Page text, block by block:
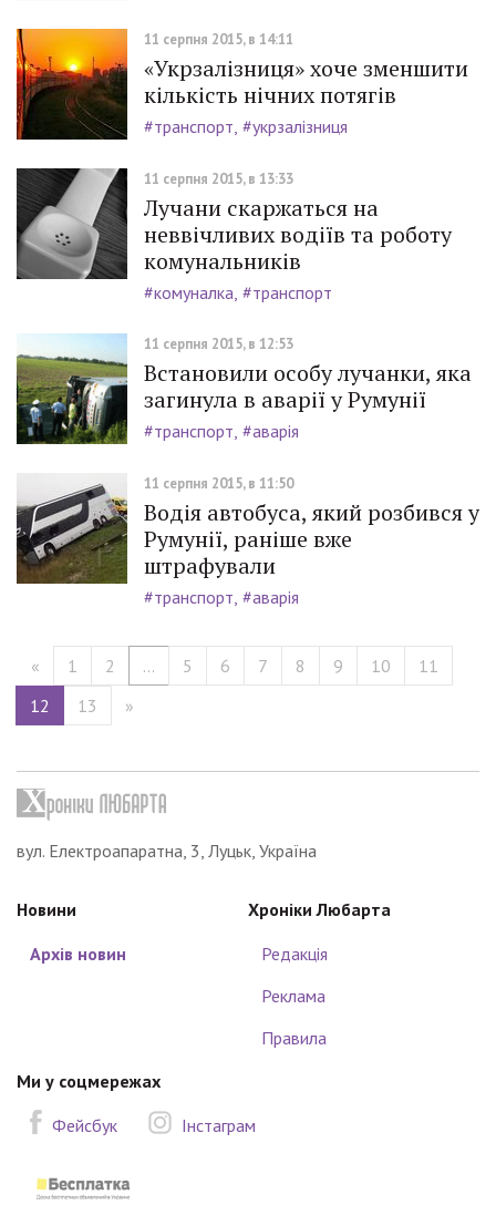
11 серпня 2015, в 14:11
«Укрзалізниця» хоче зменшити
кількість нічних потягів
#транспорт #укрзалізниця
11 серпня 2015, в 13:33
Лучани скаржаться на
неввічливих водіїв та роботу
комунальників
#комуналка #транспорт
11 серпня 2015, в 12:53
Встановили особу лучанки, яка
загинула в аварії у Румунії
#транспорт #аварія
11 серпня 2015, в 11:50
Водія автобуса, який розбився у
Румунії, раніше вже
штрафували
#транспорт #аварія
« 1 2 ... 5 6 7 8 9 10
11
12
13 »
вул. Електроапаратна, 3, Луцьк, Україна
Новини
Архів новин
Хроніки Любарта
Редакція
Реклама
Правила
Ми у соцмережах
Фейсбук
Інстаграм